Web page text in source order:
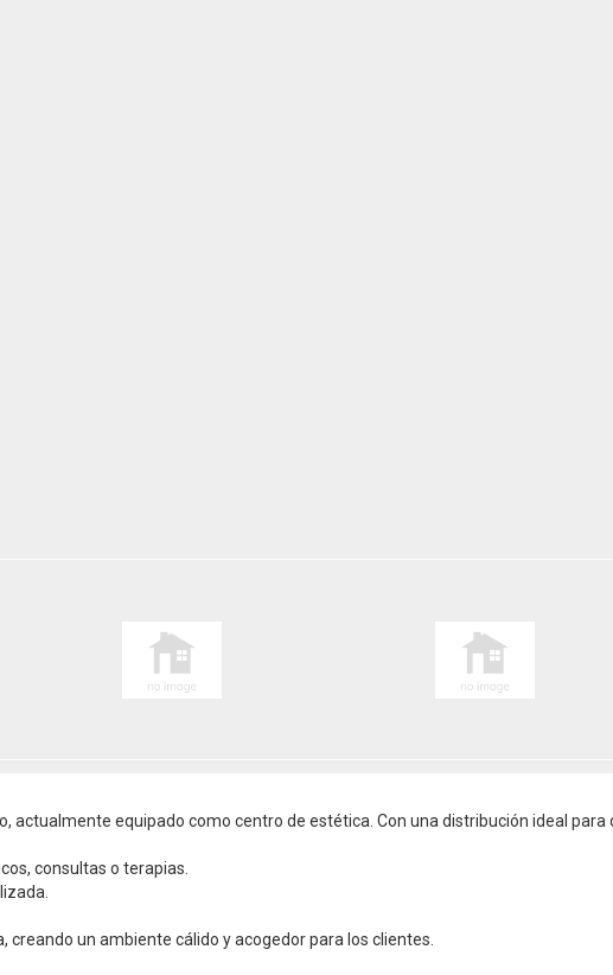
equipado como centro de estética. Con una distribución ideal para
consultas o terapias.
un ambiente cálido y acogedor para los clientes.